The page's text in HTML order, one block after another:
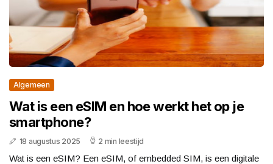
Algemeen
Wat is een eSIM en hoe werkt het op je
smartphone?
18 augustus 2025 2 min leestijd
Wat is een eSIM? Een eSIM, of embedded SIM, is een digitale